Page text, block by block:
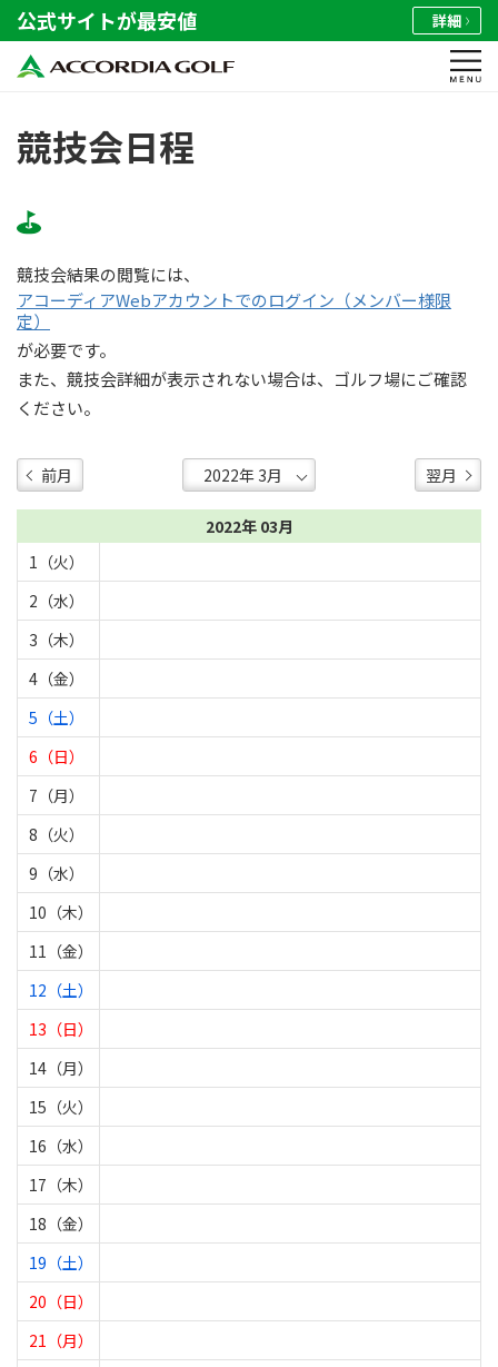
公式サイトが最安値 詳細
競技会日程
競技会結果の閲覧には、
アコーディアWebアカウントでのログイン（メンバー様限
定）
が必要です。
また、競技会詳細が表示されない場合は、ゴルフ場にご確認
ください。
前月 翌月
2022年 03月
1（火）
2（水）
3（木）
4（金）
5（土）
6（日）
7（月）
8（火）
9（水）
10（木）
11（金）
12（土）
13（日）
14（月）
15（火）
16（水）
17（木）
18（金）
19（土）
20（日）
21（月）